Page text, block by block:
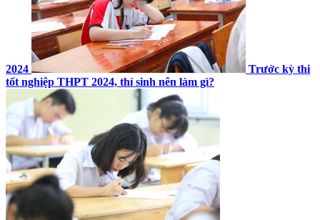
2024
Trước kỳ thi
tốt nghiệp THPT 2024, thí sinh nên làm gì?